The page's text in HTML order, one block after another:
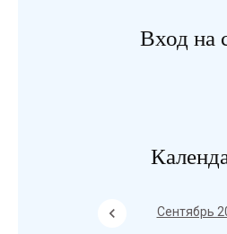
Вход на
Сентябрь